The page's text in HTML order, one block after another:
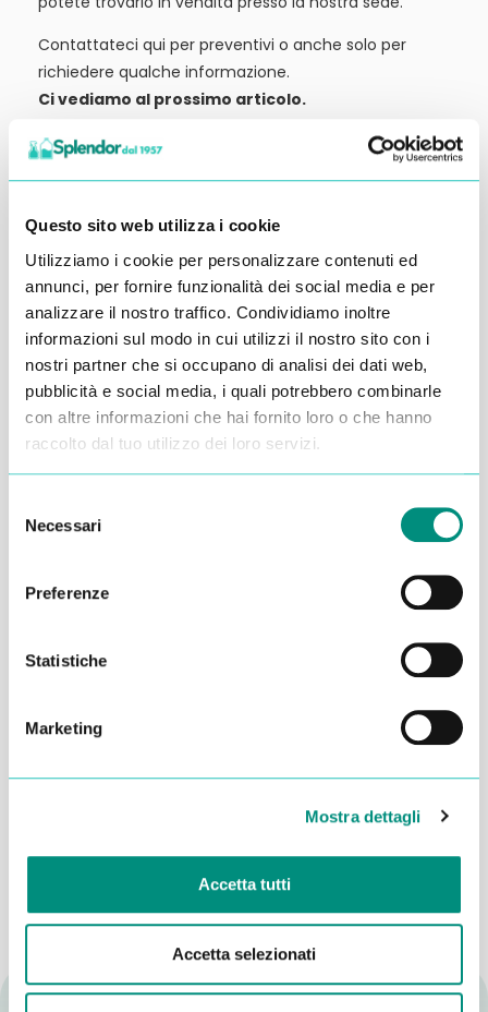
Questo sito web utilizza i cookie
Utilizziamo i cookie per personalizzare contenuti ed
annunci, per fornire funzionalità dei social media e per
analizzare il nostro traffico. Condividiamo inoltre
informazioni sul modo in cui utilizzi il nostro sito con i
nostri partner che si occupano di analisi dei dati web,
pubblicità e social media, i quali potrebbero combinarle
con altre informazioni che hai fornito loro o che hanno
raccolto dal tuo utilizzo dei loro servizi.
delNecessari
Preferenze
Statistiche
Marketing
Mostra dettagli
Accetta tutti
Accetta selezionati
Contattateci qui per preventivi o anche solo per
richiedere qualche informazione.
Ci vediamo al prossimo articolo.
Alessandro Alfonsetti
Inserisci i tuoi dati qui, ti ricontatteremo
entro 48 ore
trattamento dei miei dati per essere ricontattato